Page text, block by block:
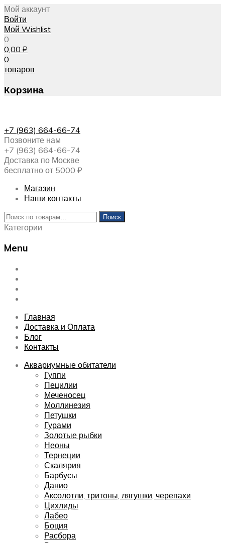
Мой аккаунт
Войти
Мой Wishlist
0
0,00 ₽
0
товаров
Корзина
+7 (963) 664-66-74
Позвоните нам
+7 (963) 664-66-74
Доставка по Москве
бесплатно от 5000 ₽
Магазин
Наши контакты
Искать:
Поиск
Категории
Menu
Skip
content
Главная
Доставка и Оплата
Блог
Контакты
Аквариумные обитатели
Гуппи
Пецилии
Меченосец
Моллинезия
Петушки
Гурами
Золотые рыбки
Неоны
Тернеции
Скалярия
Барбусы
Данио
Аксолотли, тритоны, лягушки, черепахи
Цихлиды
Лабео
Боция
Расбора